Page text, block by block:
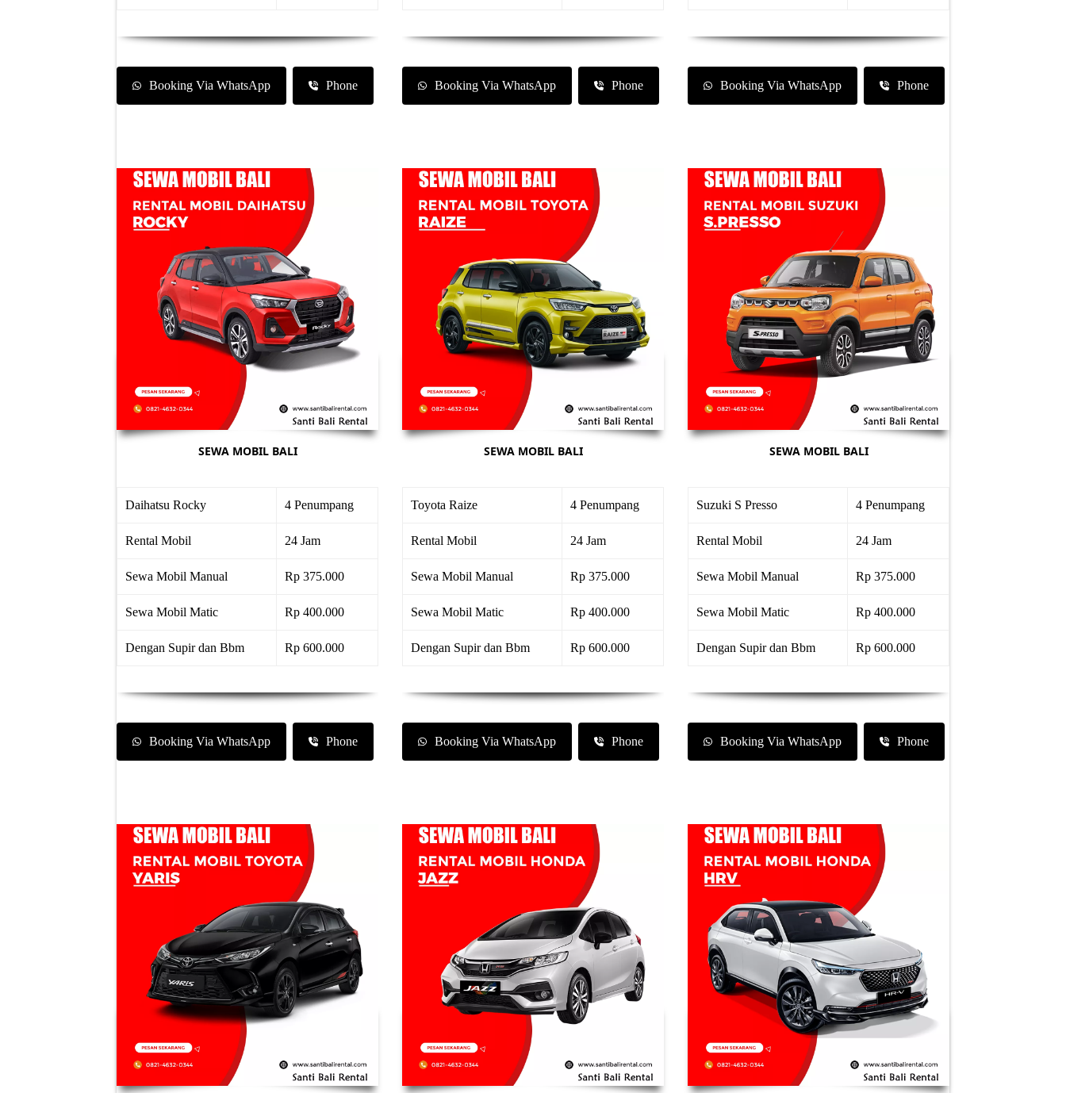
Booking Via WhatsApp Phone Booking Via WhatsApp Phone Booking Via WhatsApp Phone
SEWA MOBIL BALI
Daihatsu Rocky 4 Penumpang
Rental Mobil 24 Jam
Sewa Mobil Manual Rp 375.000
Sewa Mobil Matic Rp 400.000
Dengan Supir dan Bbm Rp 600.000
Booking Via WhatsApp Phone
SEWA MOBIL BALI
Toyota Raize 4 Penumpang
Rental Mobil 24 Jam
Sewa Mobil Manual Rp 375.000
Sewa Mobil Matic Rp 400.000
Dengan Supir dan Bbm Rp 600.000
Booking Via WhatsApp Phone
SEWA MOBIL BALI
Suzuki S Presso 4 Penumpang
Rental Mobil 24 Jam
Sewa Mobil Manual Rp 375.000
Sewa Mobil Matic Rp 400.000
Dengan Supir dan Bbm Rp 600.000
Booking Via WhatsApp Phone